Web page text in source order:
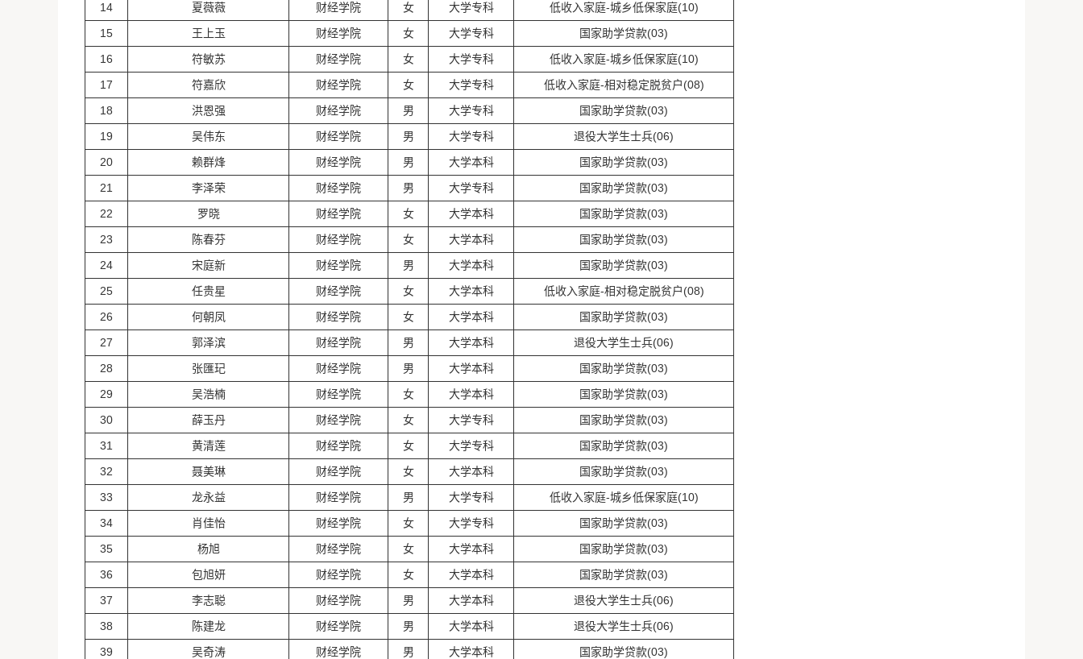
14
夏薇薇 财经学院 女 大学专科
低收入家庭-城乡低保家庭(10)
15
王上玉 财经学院 女 大学专科
国家助学贷款(03)
16
符敏苏 财经学院 女 大学专科
低收入家庭-城乡低保家庭(10)
17
符嘉欣 财经学院 女 大学专科
低收入家庭-相对稳定脱贫户(08)
18
洪恩强 财经学院 男 大学专科
国家助学贷款(03)
19
吴伟东 财经学院 男 大学专科
退役大学生士兵(06)
20
赖群烽 财经学院 男 大学本科
国家助学贷款(03)
21
李泽荣 财经学院 男 大学专科
国家助学贷款(03)
22
罗晓 财经学院 女 大学本科
国家助学贷款(03)
23
陈春芬 财经学院 女 大学本科
国家助学贷款(03)
24
宋庭新 财经学院 男 大学本科
国家助学贷款(03)
25
任贵星 财经学院 女 大学本科
低收入家庭-相对稳定脱贫户(08)
26
何朝凤 财经学院 女 大学本科
国家助学贷款(03)
27
郭泽滨 财经学院 男 大学本科
退役大学生士兵(06)
28
张匯玘 财经学院 男 大学本科
国家助学贷款(03)
29
吴浩楠 财经学院 女 大学本科
国家助学贷款(03)
30
薛玉丹 财经学院 女 大学专科
国家助学贷款(03)
31
黄清莲 财经学院 女 大学专科
国家助学贷款(03)
32
聂美琳 财经学院 女 大学本科
国家助学贷款(03)
33
龙永益 财经学院 男 大学专科
低收入家庭-城乡低保家庭(10)
34
肖佳怡 财经学院 女 大学专科
国家助学贷款(03)
35
杨旭 财经学院 女 大学本科
国家助学贷款(03)
36
包旭妍 财经学院 女 大学本科
国家助学贷款(03)
37
李志聪 财经学院 男 大学本科
退役大学生士兵(06)
38
陈建龙 财经学院 男 大学本科
退役大学生士兵(06)
39
吴奇涛 财经学院 男 大学本科
国家助学贷款(03)